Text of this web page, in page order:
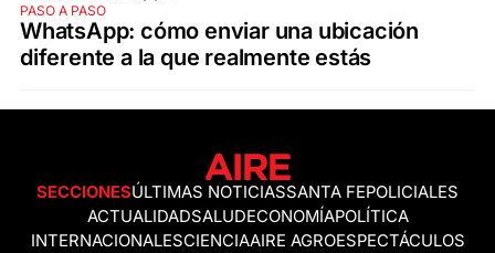
PASO A PASO
WhatsApp: cómo enviar una ubicación
diferente a la que realmente estás
SECCIONESÚLTIMAS NOTICIASSANTA FEPOLICIALES
ACTUALIDADSALUDECONOMÍAPOLÍTICA
INTERNACIONALESCIENCIAAIRE AGROESPECTÁCULOS